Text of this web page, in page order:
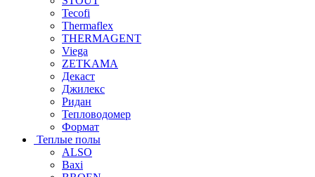
Tecofi
Thermaflex
THERMAGENT
Viega
ZETKAMA
Декаст
Джилекс
Ридан
Тепловодомер
Формат
Теплые полы
ALSO
Baxi